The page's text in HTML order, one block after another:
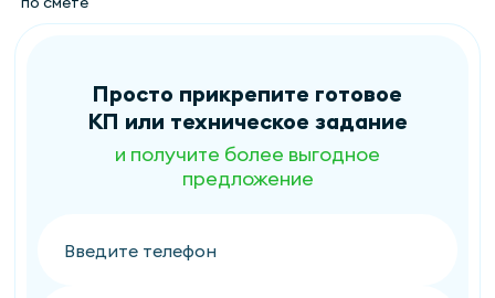
Просто прикрепите готовое
КП или техническое задание
и получите более выгодное
предложение